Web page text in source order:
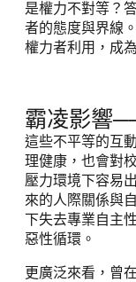
是權力不對等？
者的態度與界線
權力者利用，成
霸凌影響
這些不平等的互
理健康，也會對
壓力環境下容易
來的人際關係與
下失去專業自主
惡性循環。
更廣泛來看，曾